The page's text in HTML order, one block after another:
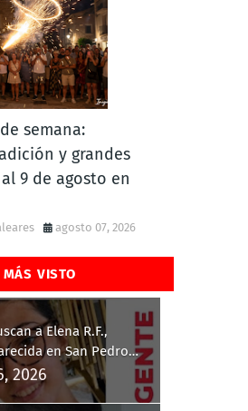
semana:
y grandes
9 de agosto en
agosto 07, 2026
MÁS VISTO
a Elena R.F.,
en San Pedro
2026